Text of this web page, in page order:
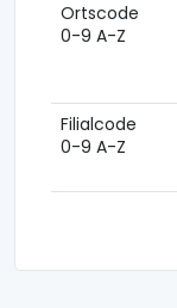
Ortscode
0-9 A-Z
Filialcode
0-9 A-Z